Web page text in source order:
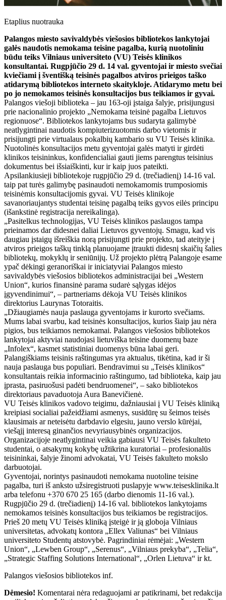
Etaplius nuotrauka
Palangos miesto savivaldybės viešosios bibliotekos lankytojai
galės naudotis nemokama teisine pagalba, kurią nuotoliniu
būdu teiks Vilniaus universiteto (VU) Teisės klinikos
konsultantai. Rugpjūčio 29 d. 14 val. gyventojai ir miesto svečiai
kviečiami į šventišką teisinės pagalbos atviros prieigos taško
atidarymą bibliotekos interneto skaitykloje. Atidarymo metu bei
po jo nemokamos teisinės konsultacijos bus teikiamos ir gyvai.
Palangos viešoji biblioteka – jau 163-oji įstaiga šalyje, prisijungusi
prie nacionalinio projekto „Nemokama teisinė pagalba Lietuvos
regionuose“. Bibliotekos lankytojams bus sudaryta galimybė
neatlygintinai naudotis kompiuterizuotomis darbo vietomis ir
prisijungti prie virtualaus pokalbių kambario su VU Teisės klinika.
Nuotolinės konsultacijos metu gyventojai galės matyti ir girdėti
klinikos teisininkus, konfidencialiai gauti jiems parengtus teisinius
dokumentus bei išsiaiškinti, kur ir kaip juos pateikti.
Apsilankiusieji bibliotekoje rugpjūčio 29 d. (trečiadienį) 14-16 val.
taip pat turės galimybę pasinaudoti nemokamomis trumposiomis
teisinėmis konsultacijomis gyvai. VU Teisės klinikoje
savanoriaujantys studentai teisinę pagalbą teiks gyvos eilės principu
(išankstinė registracija nereikalinga).
„Pasitelkus technologijas, VU Teisės klinikos paslaugos tampa
prieinamos dar didesnei daliai Lietuvos gyventojų. Smagu, kad vis
daugiau įstaigų išreiškia norą prisijungti prie projekto, tad ateityje į
atviros prieigos taškų tinklą planuojame įtraukti didesnį skaičių šalies
bibliotekų, mokyklų ir seniūnijų. Už projekto plėtrą Palangoje esame
ypač dėkingi geranoriškai ir iniciatyviai Palangos miesto
savivaldybės viešosios bibliotekos administracijai bei „Western
Union“, kurios finansinė parama sudarė sąlygas idėjos
įgyvendinimui“, – partneriams dėkoja VU Teisės klinikos
direktorius Laurynas Totoraitis.
„Džiaugiamės nauja paslauga gyventojams ir kurorto svečiams.
Mums labai svarbu, kad teisinės konsultacijos, kurios šiaip jau nėra
pigios, bus teikiamos nemokamai. Palangos viešosios bibliotekos
lankytojai aktyviai naudojasi lietuviška teisine duomenų baze
„Infolex“, kasmet statistiniai duomenys būna labai geri.
Palangiškiams teisinis raštingumas yra aktualus, tikėtina, kad ir ši
nauja paslauga bus populiari. Bendravimui su „Teisės klinikos“
konsultantais reikia informacinio raštingumo, tad biblioteka, kaip jau
įprasta, pasiruošusi padėti bendruomenei“, – sako bibliotekos
direktoriaus pavaduotoja Aura Banevičienė.
VU Teisės klinikos vadovo teigimu, dažniausiai į VU Teisės kliniką
kreipiasi socialiai pažeidžiami asmenys, susidūrę su šeimos teisės
klausimais ar neteisėtu darbdavio elgesiu, jauno verslo kūrėjai,
viešąjį interesą ginančios nevyriausybinės organizacijos.
Organizacijoje neatlygintinai veikia gabiausi VU Teisės fakulteto
studentai, o atsakymų kokybę užtikrina kuratoriai – profesionalūs
teisininkai, šalyje žinomi advokatai, VU Teisės fakulteto mokslo
darbuotojai.
Gyventojai, norintys pasinaudoti nemokama nuotoline teisine
pagalba, turi iš anksto užsiregistruoti puslapyje www.teisesklinika.lt
arba telefonu +370 670 25 165 (darbo dienomis 11-16 val.).
Rugpjūčio 29 d. (trečiadienį) 14-16 val. bibliotekos lankytojams
nemokamos teisinės konsultacijos bus teikiamos be registracijos.
Prieš 20 metų VU Teisės kliniką įsteigė ir ją globoja Vilniaus
universitetas, advokatų kontora „Ellex Valiunas“ bei Vilniaus
universiteto Studentų atstovybė. Pagrindiniai rėmėjai: „Western
Union“, „Lewben Group“, „Serenus“, „Vilniaus prekyba“, „Telia“,
„Strategic Staffing Solutions International“, „Orlen Lietuva“ ir kt.
Palangos viešosios bibliotekos inf.
Dėmesio! Komentarai nėra redaguojami ar patikrinami, bet redakcija